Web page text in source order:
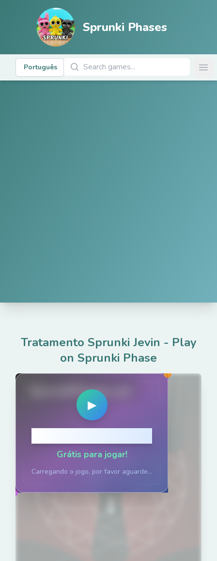
Sprunki Phases
Português
Pesquisar jogos
Tratamento Sprunki Jevin - Play
on Sprunki Phase
SprunkiPhases.net
▶
Grátis para jogar!
Carregando o jogo, por favor aguarde...